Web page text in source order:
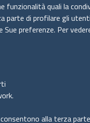
quali la
parte di profilare gli
preferenze. Per
alla terza